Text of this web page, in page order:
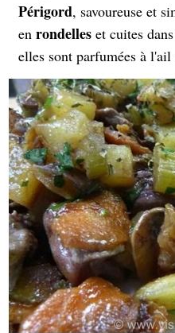
Périgord, savoureuse et
en rondelles et cuites
elles sont parfumées à
fondantes, elles
magretset plats
terroir français.